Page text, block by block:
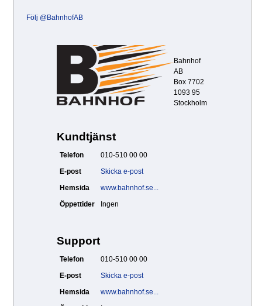
Följ @BahnhofAB
Bahnhof
AB
Box 7702
1093 95
Stockholm
Kundtjänst
Telefon
010-510 00 00
E-post
Skicka e-post
Hemsida
www.bahnhof.se...
Öppettider
Ingen
Support
Telefon
010-510 00 00
E-post
Skicka e-post
Hemsida
www.bahnhof.se...